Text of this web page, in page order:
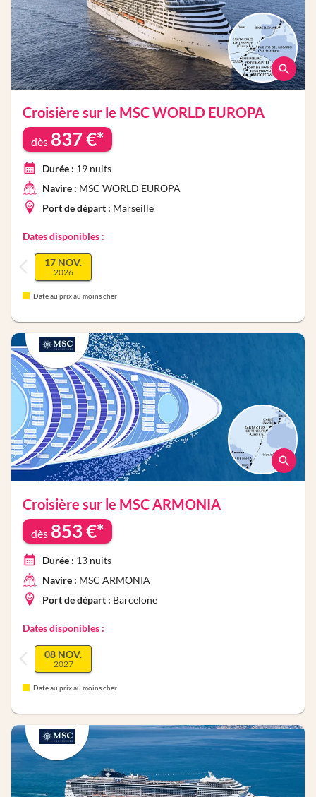
Croisière sur le MSC WORLD EUROPA
dès 837€*
Durée : 19 nuits
Navire : MSC WORLD EUROPA
Port de départ : Marseille
Dates disponibles :
17 NOV.
2026
Date au prix au moins cher
Croisière sur le MSC ARMONIA
dès 853€*
Durée : 13 nuits
Navire : MSC ARMONIA
Port de départ : Barcelone
Dates disponibles :
08 NOV.
2027
Date au prix au moins cher